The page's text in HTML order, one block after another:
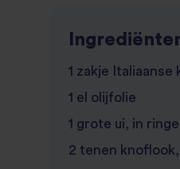
1 zakje
1 el olijfolie
1 grote ui, in
2 tenen